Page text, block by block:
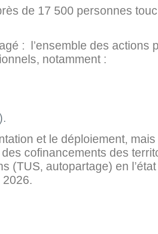
de 17 500 personnes
: l’ensemble des actions
notamment :
et le déploiement, mais
cofinancements des
(TUS, autopartage) en